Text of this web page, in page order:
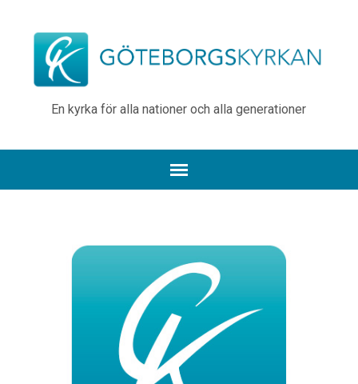
En kyrka för alla nationer och alla generationer